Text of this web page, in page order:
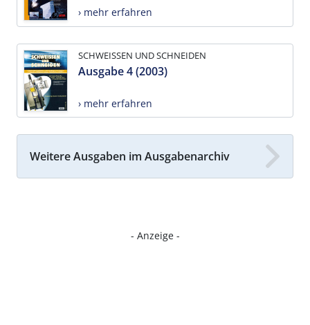
› mehr erfahren
SCHWEISSEN UND SCHNEIDEN
Ausgabe 4 (2003)
› mehr erfahren
Weitere Ausgaben im Ausgabenarchiv
- Anzeige -